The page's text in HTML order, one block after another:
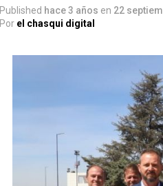
Published hace 3 años en 22
Por el chasqui digital